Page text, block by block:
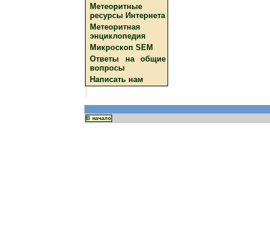
Метеоритные
ресурсы Интернета
Метеоритная
энциклопедия
Микроскоп SEM
Ответы на общие
вопросы
Написать нам
В начало